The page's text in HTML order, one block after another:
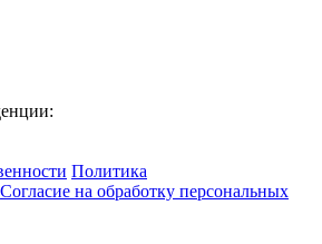
Политика
Согласие на обработку персональных